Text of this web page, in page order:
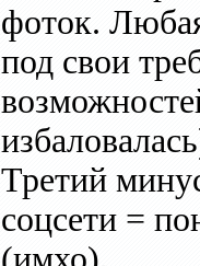
фоток.
под свои
Третий
соцсети =